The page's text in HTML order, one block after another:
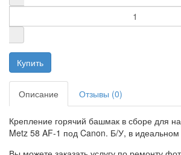
Описание Отзывы (0)
Крепление горячий башмак в сборе для
Metz 58 AF-1 под Canon. Б/У, в идеальном